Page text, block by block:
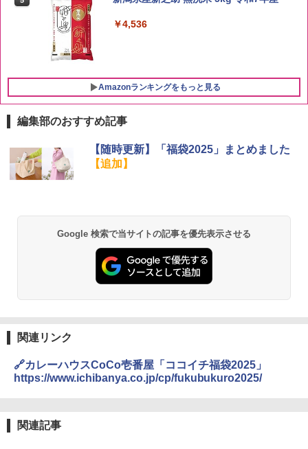
￥4,536
Amazonランキングをもっと見る
1
ブラックニッカ ニッカ Nikka ウィスキ
ー4000ml ブラックニッカクリア ウヰス
キー 【日本 アサヒ ウィスキー】 大容量
角瓶 2700ml サントリー ウイスキー ハ
イボール 大容量
白州 Story of the Distillery 2026 化粧箱
入 700ml
1
チキンラーメン どんぶり 85g×12個 日清
食品 インスタント カップ麺
【公式】ブタメン とんこつ味 35g×15個
| 業務用 夜食 カップラーメン ミニカップ
麺 小腹 インスタント アウトドアにも ロ
ーリングストック 大人買い おやつカン
パニー
3
国分 tabete だし麺 千葉県産はまぐりだ
し 塩らーめん 108g×10袋 保存食 備蓄
1
シャープ 過熱水蒸気 オーブンレンジ 23
L 1段調理 ブラック RE-WF232-B シンプ
ル操作 コンパクト 一人暮らし 二人暮ら
￥29,582
[山善] スチームオーブンレンジ 25L 一人
編集部のおすすめ記事
【随時更新】「福袋2025」まとめました
【追加】
Google 検索で当サイトの記事を優先表示させる
関連リンク
🔗カレーハウスCoCo壱番屋「ココイチ福袋2025」
https://www.ichibanya.co.jp/cp/fukubukuro2025/
関連記事